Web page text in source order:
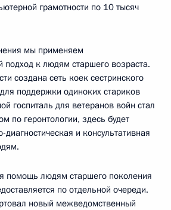
грамотности по 10 тысяч
мы применяем
подход к людям старшего возраста.
создана сеть коек сестринского
поддержки одиноких стариков
госпиталь для ветеранов войн стал
по геронтологии, здесь будет
и консультативная
помощь людям старшего поколения
по отдельной очереди.
новый межведомственный